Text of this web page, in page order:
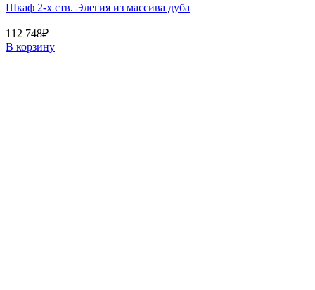
Шкаф 2-х ств. Элегия из массива дуба
112 748₽
В корзину